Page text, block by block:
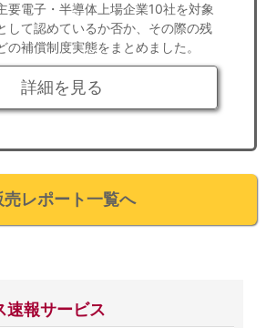
要電子・半導体上場企業10社を対象
して認めているか否か、その際の残
の補償制度実態をまとめました。
詳細を見る
売レポート一覧へ
速報サービス